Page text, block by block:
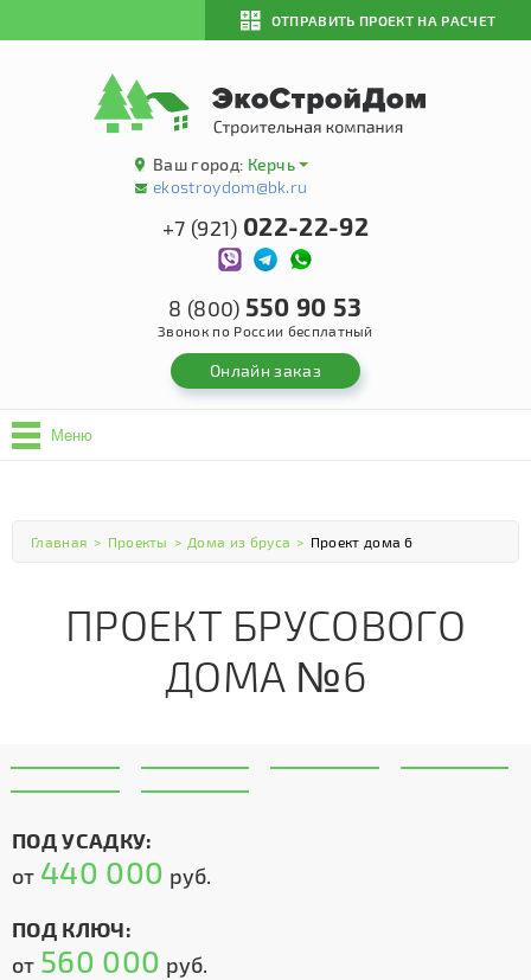
ОТПРАВИТЬ ПРОЕКТ НА РАСЧЕТ
Ваш город: Керчь
ekostroydom@bk.ru
+7 (921) 022-22-92
8 (800) 550 90 53
Звонок по России бесплатный
Онлайн заказ
Меню
Главная > Проекты > Дома из бруса > Проект дома 6
ПРОЕКТ БРУСОВОГО
ДОМА №6
ПОД УСАДКУ:
от 440 000 руб.
ПОД КЛЮЧ:
от 560 000 руб.